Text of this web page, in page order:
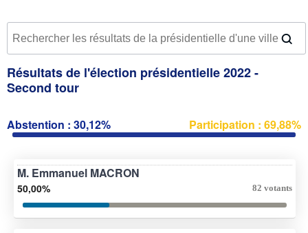
Résultats de l'élection présidentielle 2022 -
Second tour
Abstention : 30,12% Participation : 69,88%
M. Emmanuel MACRON
50,00% 82 votants